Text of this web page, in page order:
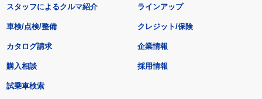
スタッフによるクルマ紹介 ラインアップ
車検/点検/整備 クレジット/保険
カタログ請求
購入相談
試乗車検索
企業情報
採用情報